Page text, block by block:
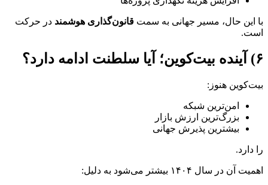
با این حال، مسیر جهانی به سمت قانون‌گذاری هوشمند در حرکت
است.
۶) آینده بیت‌کوین؛ آیا سلطنت ادامه دارد؟
بیت‌کوین هنوز:
امن‌ترین شبکه
بزرگ‌ترین ارزش بازار
بیشترین پذیرش جهانی
را دارد.
اهمیت آن در سال ۱۴۰۴ بیشتر می‌شود به دلیل: